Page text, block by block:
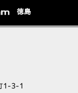
徳島
1-3-1